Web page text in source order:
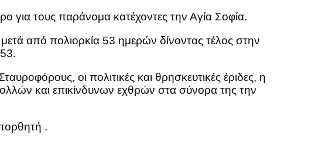
για τους παράνομα κατέχοντες την Αγία Σοφία.
από πολιορκία 53 ημερών δίνοντας τέλος στην
οι πολιτικές και θρησκευτικές έριδες, η
και επικίνδυνων εχθρών στα σύνορα της την
.